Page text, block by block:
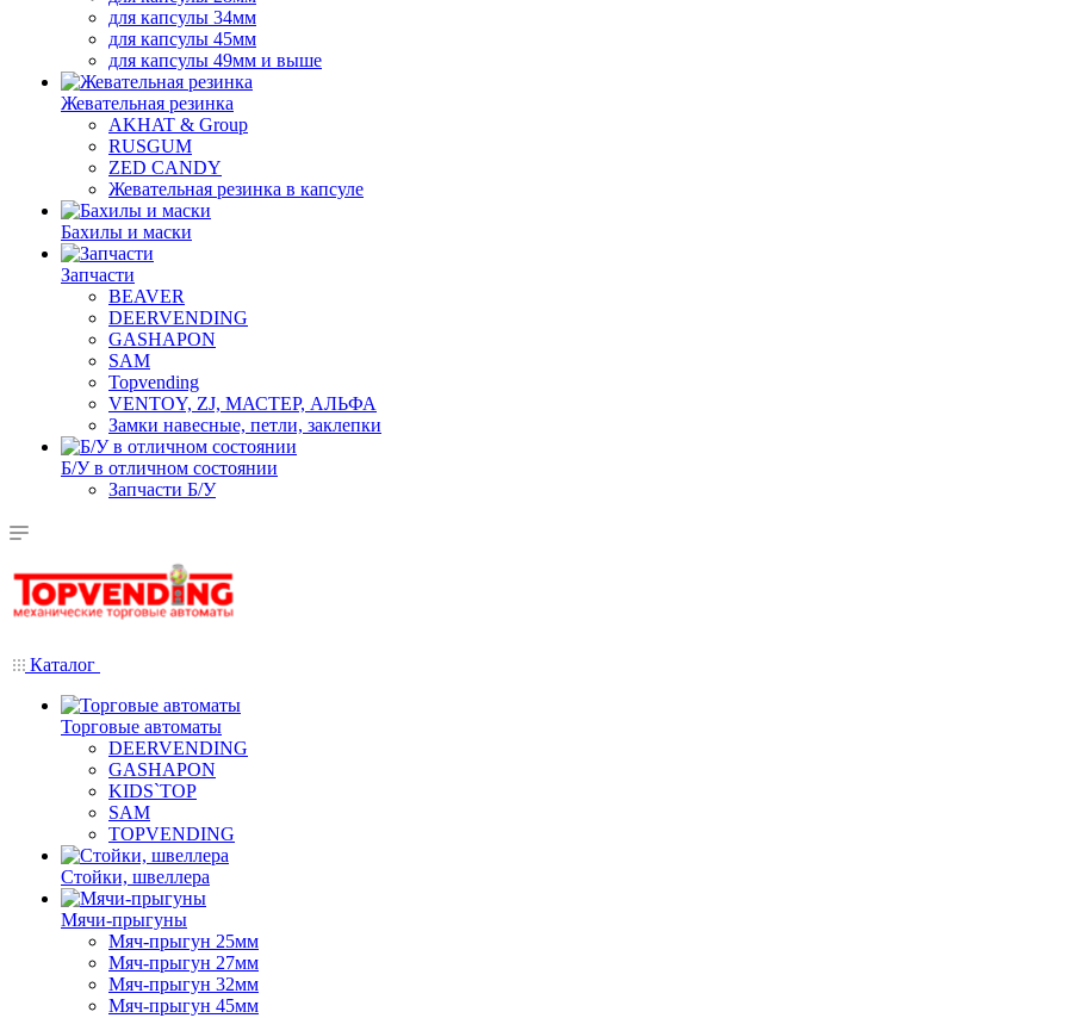
для капсулы 34мм
для капсулы 45мм
для капсулы 49мм и выше
Жевательная резинка
AKHAT & Group
RUSGUM
ZED CANDY
Жевательная резинка в капсуле
Бахилы и маски
Запчасти
BEAVER
DEERVENDING
GASHAPON
SAM
Topvending
VENTOY, ZJ, МАСТЕР, АЛЬФА
Замки навесные, петли, заклепки
Б/У в отличном состоянии
Запчасти Б/У
Каталог
Торговые автоматы
DEERVENDING
GASHAPON
KIDS`TOP
SAM
TOPVENDING
Стойки, швеллера
Мячи-прыгуны
Мяч-прыгун 25мм
Мяч-прыгун 27мм
Мяч-прыгун 32мм
Мяч-прыгун 45мм